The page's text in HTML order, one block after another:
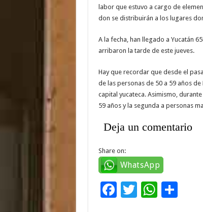
labor que estuvo a cargo de
don se distribuirán a los lugares
A la fecha, han llegado a Yucatán
arribaron la tarde de este jueves.
Hay que recordar que desde el
de las personas de 50 a 59 años
capital yucateca. Asimismo,
59 años y la segunda a personas
Deja un comentario
Share on:
WhatsApp
F
T W C